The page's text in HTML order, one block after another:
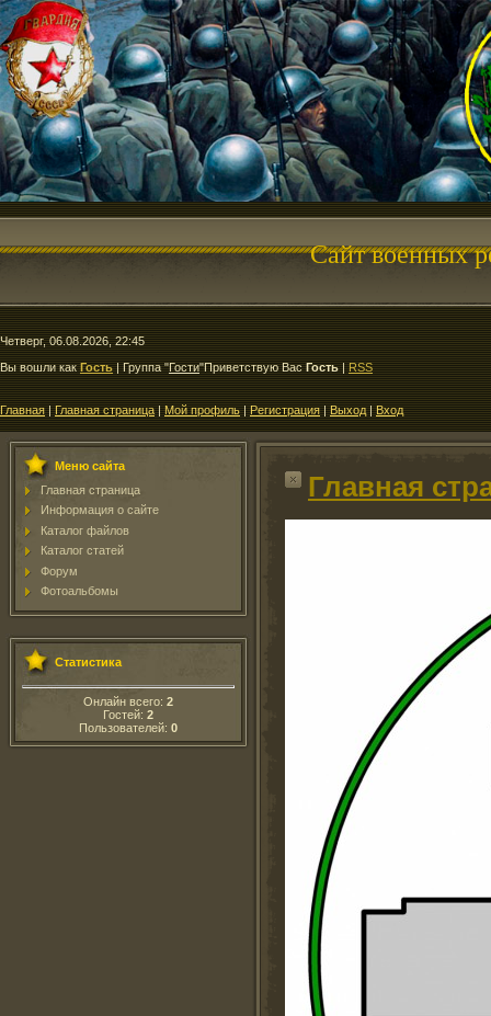
Сайт военных
Четверг, 06.08.2026, 22:45
Вы вошли как Гость|Группа"Гости"Приветствую Вас Гость|RSS
Главная|Главная страница|Мой профиль|Регистрация|Выход|Вход
Меню сайта
Главная страница
Информация о сайте
Каталог файлов
Каталог статей
Форум
Фотоальбомы
Статистика
Онлайн всего: 2
Гостей: 2
Пользователей: 0
Главная